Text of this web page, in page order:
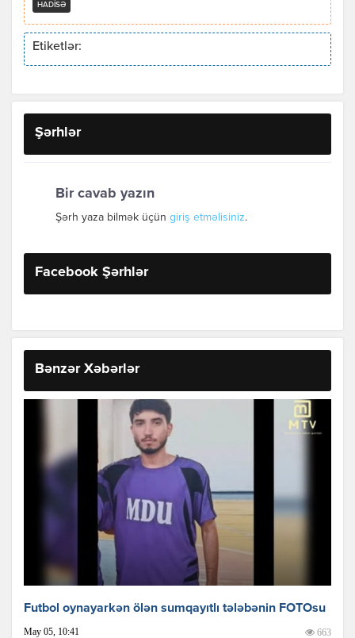
HADISƏ
Etiketlər:
Şərhlər
Bir cavab yazın
Şərh yaza bilmək üçün giriş etməlisiniz.
Facebook Şərhlər
Bənzər Xəbərlər
Futbol oynayarkən ölən sumqayıtlı tələbənin FOTOsu
May 05, 10:41 663